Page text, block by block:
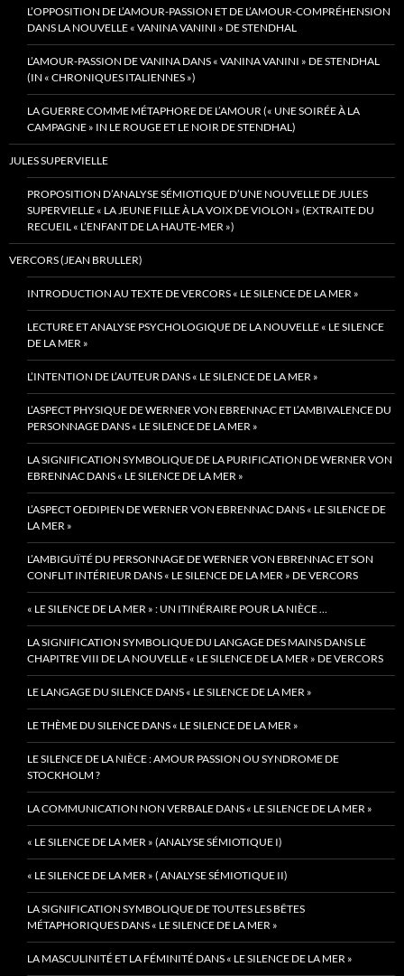
L’OPPOSITION DE L’AMOUR-PASSION ET DE L’AMOUR-COMPRÉHENSION
DANS LA NOUVELLE « VANINA VANINI » DE STENDHAL
L’AMOUR-PASSION DE VANINA DANS « VANINA VANINI » DE STENDHAL
(IN « CHRONIQUES ITALIENNES »)
LA GUERRE COMME MÉTAPHORE DE L’AMOUR (« UNE SOIRÉE À LA
CAMPAGNE » IN LE ROUGE ET LE NOIR DE STENDHAL)
JULES SUPERVIELLE
PROPOSITION D’ANALYSE SÉMIOTIQUE D’UNE NOUVELLE DE JULES
SUPERVIELLE « LA JEUNE FILLE À LA VOIX DE VIOLON » (EXTRAITE DU
RECUEIL « L’ENFANT DE LA HAUTE-MER »)
VERCORS (JEAN BRULLER)
INTRODUCTION AU TEXTE DE VERCORS « LE SILENCE DE LA MER »
LECTURE ET ANALYSE PSYCHOLOGIQUE DE LA NOUVELLE « LE SILENCE
DE LA MER »
L’INTENTION DE L’AUTEUR DANS « LE SILENCE DE LA MER »
L’ASPECT PHYSIQUE DE WERNER VON EBRENNAC ET L’AMBIVALENCE DU
PERSONNAGE DANS « LE SILENCE DE LA MER »
LA SIGNIFICATION SYMBOLIQUE DE LA PURIFICATION DE WERNER VON
EBRENNAC DANS « LE SILENCE DE LA MER »
L’ASPECT OEDIPIEN DE WERNER VON EBRENNAC DANS « LE SILENCE DE
LA MER »
L’AMBIGUÏTÉ DU PERSONNAGE DE WERNER VON EBRENNAC ET SON
CONFLIT INTÉRIEUR DANS « LE SILENCE DE LA MER » DE VERCORS
« LE SILENCE DE LA MER » : UN ITINÉRAIRE POUR LA NIÈCE …
LA SIGNIFICATION SYMBOLIQUE DU LANGAGE DES MAINS DANS LE
CHAPITRE VIII DE LA NOUVELLE « LE SILENCE DE LA MER » DE VERCORS
LE LANGAGE DU SILENCE DANS « LE SILENCE DE LA MER »
LE THÈME DU SILENCE DANS « LE SILENCE DE LA MER »
LE SILENCE DE LA NIÈCE : AMOUR PASSION OU SYNDROME DE
STOCKHOLM ?
LA COMMUNICATION NON VERBALE DANS « LE SILENCE DE LA MER »
« LE SILENCE DE LA MER » (ANALYSE SÉMIOTIQUE I)
« LE SILENCE DE LA MER » ( ANALYSE SÉMIOTIQUE II)
LA SIGNIFICATION SYMBOLIQUE DE TOUTES LES BÊTES
MÉTAPHORIQUES DANS « LE SILENCE DE LA MER »
LA MASCULINITÉ ET LA FÉMINITÉ DANS « LE SILENCE DE LA MER »